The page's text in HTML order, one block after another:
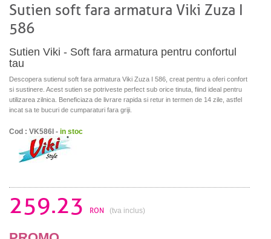
Sutien soft fara armatura Viki Zuza I
586
Sutien Viki - Soft fara armatura pentru confortul
tau
Descopera sutienul soft fara armatura Viki Zuza I 586, creat pentru a oferi confort
si sustinere. Acest sutien se potriveste perfect sub orice tinuta, fiind ideal pentru
utilizarea zilnica. Beneficiaza de livrare rapida si retur in termen de 14 zile, astfel
incat sa te bucuri de cumparaturi fara griji.
Cod : VK586I - in stoc
259.23 RON (tva inclus)